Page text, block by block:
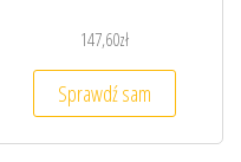
147,60zł
Sprawdź sam